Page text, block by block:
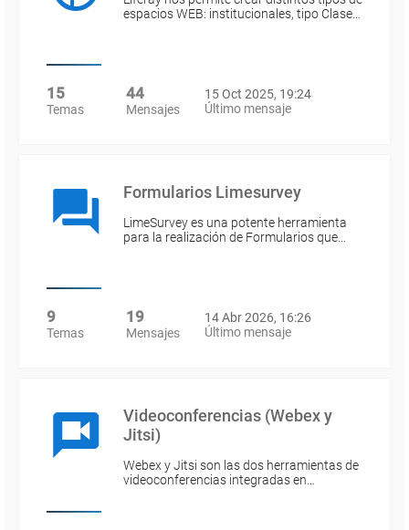
espacios WEB: institucionales, tipo Clase…
15
Temas
44
Mensajes
15 Oct 2025, 19:24
Último mensaje
Formularios Limesurvey
LimeSurvey es una potente herramienta
para la realización de Formularios que…
9
Temas
19
Mensajes
14 Abr 2026, 16:26
Último mensaje
Videoconferencias (Webex y
Jitsi)
Webex y Jitsi son las dos herramientas de
videoconferencias integradas en…